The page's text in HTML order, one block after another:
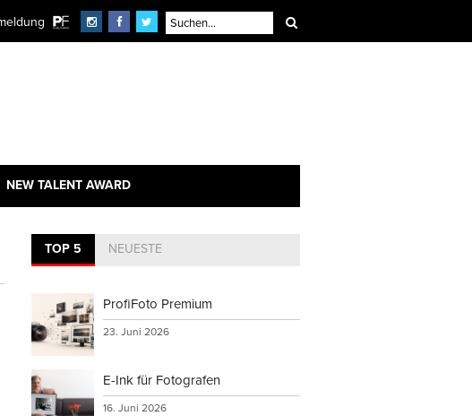
NEW TALENT AWARD
TOP 5 NEUESTE
ProfiFoto Premium
23. Juni 2026
E-Ink für Fotografen
16. Juni 2026